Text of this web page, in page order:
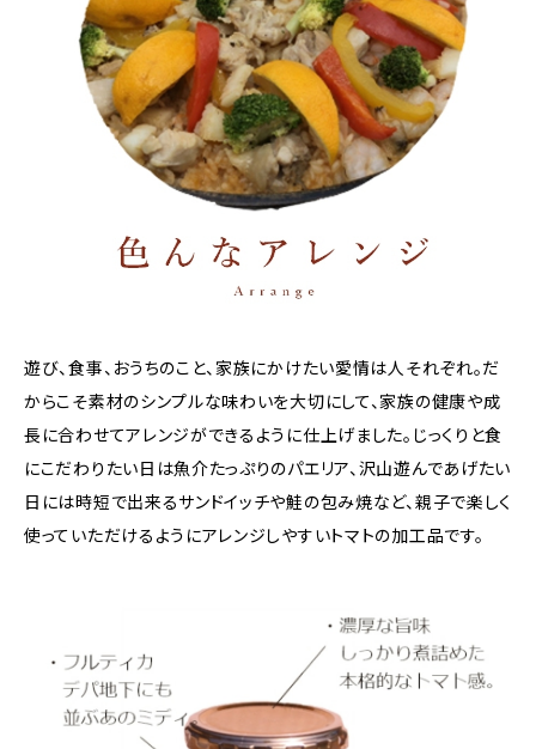
遊び、食事、おうちのこと、家族にかけたい愛情は人それぞれ。だ
からこそ素材のシンプルな味わいを大切にして、家族の健康や成
長に合わせてアレンジができるように仕上げました。じっくりと食
にこだわりたい日は魚介たっぷりのパエリア、沢山遊んであげたい
日には時短で出来るサンドイッチや鮭の包み焼など、親子で楽しく
使っていただけるようにアレンジしやすいトマトの加工品です。